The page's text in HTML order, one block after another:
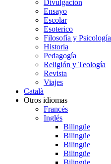
Divulgación
Ensayo
Escolar
Esoterico
Filosofía y Psicología
Historia
Pedagogía
Religión y Teología
Revista
Viajes
Català
Otros idiomas
Francés
Inglés
Bilingüe
Bilingüe
Bilingüe
Bilingüe
Bilingüe